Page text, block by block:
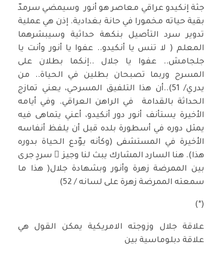
جثة إنكيدو عراقي معاصر هو أنور وسيمضي سرمدّ
بقية حياته مخمورا في حانة بغدادية. إذن هي عملية
تدوير سرد التأصيل بنكهة حداثية وسيبشرهما
المعلم ( لا تنس يا أنكيدو.. عفوا يا أنور وأنت يا
جلجامش.. عفوا يا جلال ..إنكما بطلان على
المسرح وربما تصبحان بطلين في الحياة.. من
يدري/ 51)..أن هذا التلفيق المسرحي، يعني تمازج
الحداثة بالقدامة في الراهن العراقي. وفي أيامه
الأخيرة يستأنف أنور دور أنكيدو، أعني يتماهى فيه
يمثل دوره في أسطورة بلده قبل أن يلفظ أنفاسه
الأخيرة في المستشفى (وكأنه يوّدع الحياة بدوره
هذا). هنا السارد المشارك يبث لنا وجيز َ سردٍ جرى
بين الممرضة زهرة وأنور وبشهادة جلال( هذا ما
سمعته الممرضة زهرة على لسانه / 52)
(*)
علاقة جلال وزوجته الامريكية يمكن القول هي
علاقة دبلوماسية بين